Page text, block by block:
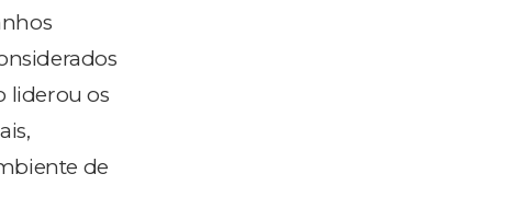
liderou os
de